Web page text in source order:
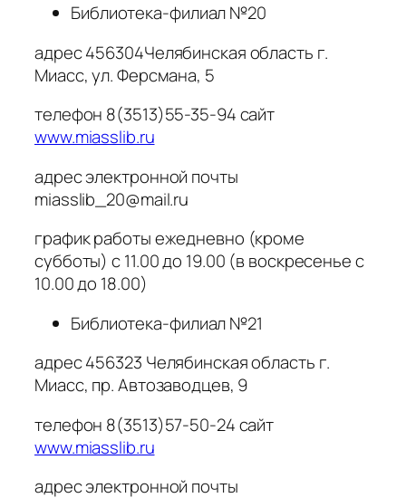
Библиотека-филиал №20
адрес 456304Челябинская область г.
Миасс, ул. Ферсмана, 5
телефон 8(3513)55-35-94 сайт
www.miasslib.ru
адрес электронной почты
miasslib_20@mail.ru
график работы ежедневно (кроме
субботы) с 11.00 до 19.00 (в воскресенье с
10.00 до 18.00)
Библиотека-филиал №21
адрес 456323 Челябинская область г.
Миасс, пр. Автозаводцев, 9
телефон 8(3513)57-50-24 сайт
www.miasslib.ru
адрес электронной почты